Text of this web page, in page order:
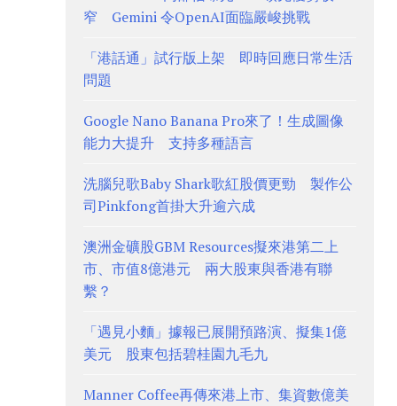
窄 Gemini 令OpenAI面臨嚴峻挑戰
「港話通」試行版上架 即時回應日常生活
問題
Google Nano Banana Pro來了！生成圖像
能力大提升 支持多種語言
洗腦兒歌Baby Shark歌紅股價更勁 製作公
司Pinkfong首掛大升逾六成
澳洲金礦股GBM Resources擬來港第二上
市、市值8億港元 兩大股東與香港有聯
繫？
「遇見小麵」據報已展開預路演、擬集1億
美元 股東包括碧桂園九毛九
Manner Coffee再傳來港上市、集資數億美